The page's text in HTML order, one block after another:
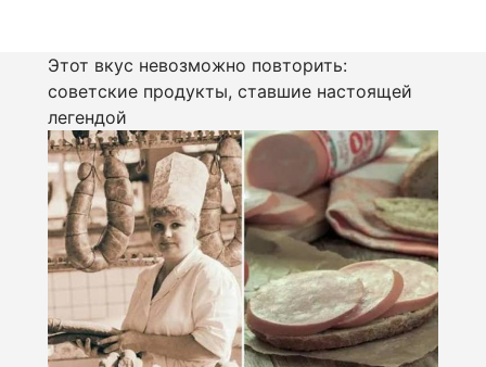
Этот вкус невозможно повторить:
советские продукты, ставшие настоящей
легендой